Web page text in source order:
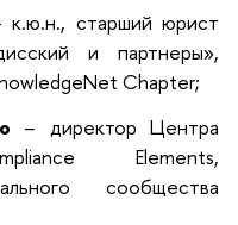
к.ю.н., старший юрист
и партнеры»,
Chapter;
– директор Центра
Elements,
сообщества